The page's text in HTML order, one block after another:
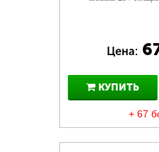
Цена:
КУПИТЬ
+ 67